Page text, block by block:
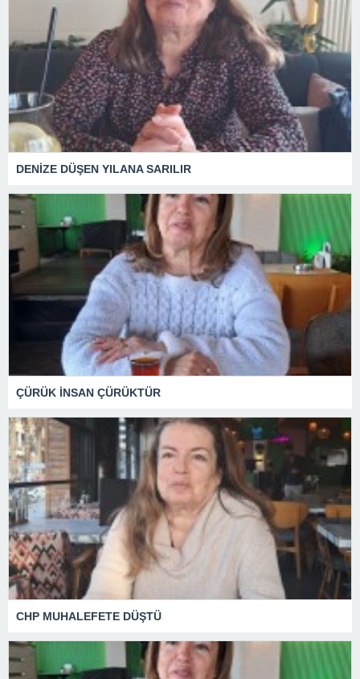
DENİZE DÜŞEN YILANA SARILIR
ÇÜRÜK İNSAN ÇÜRÜKTÜR
CHP MUHALEFETE DÜŞTÜ